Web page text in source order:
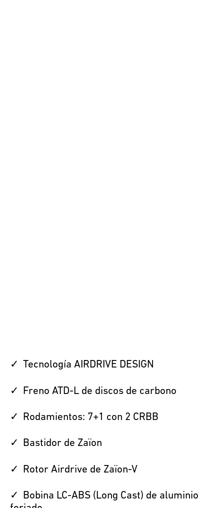
Tecnología AIRDRIVE DESIGN
Freno ATD-L de discos de carbono
Rodamientos: 7+1 con 2 CRBB
Bastidor de Zaïon
Rotor Airdrive de Zaïon-V
Bobina LC-ABS (Long Cast) de aluminio